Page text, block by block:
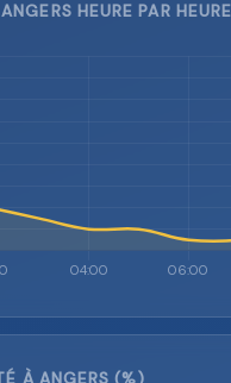
HEURE PAR
À ANGERS (%)